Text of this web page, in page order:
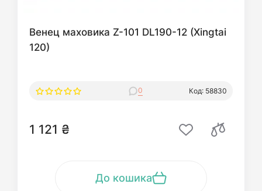
Венец маховика Z-101 DL190-12 (Xingtai
120)
0 Код: 58830
1 121 ₴
До кошика